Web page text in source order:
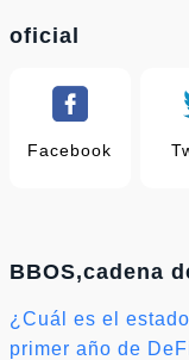
oficial
Facebook
BBOS,cadena
¿Cuál es el
primer año de